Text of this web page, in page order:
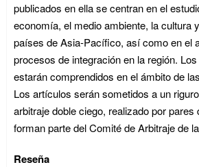
publicados en ella se centran en el
economía, el medio ambiente, la cultura
países de Asia-Pacífico, así como en el
procesos de integración en la región.
estarán comprendidos en el ámbito de
Los artículos serán sometidos a un
arbitraje doble ciego, realizado por pares
forman parte del Comité de Arbitraje de
Reseña